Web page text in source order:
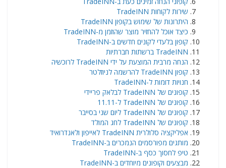
שירות לקוחות TradeINN
היתרונות של שימוש בקופון TradeINN
כיצד אוכל להחזיר מוצר שהוזמן מ-TradeINN
קופון בלעדי לקונים חדשים ב-TradeINN
TradeINN ברשתות חברתיות
הנחה מרבית המוצעת על ידי TradeINN לרוכשיה
קופון TradeINN להרשמה לניוזלטר
חנויות דומות ל-TradeINN
קופונים של TradeINN לבלאק פריידי
קופונים של TradeINN ל-11.11
קופונים של TradeINN ליום שני בסייבר
קופונים של TradeINN לחג המולד
אפליקציה סלולרית TradeINN לאייפון ולאנדרואיד
מותגים מפורסמים הנמכרים ב-TradeINN
טיפ לחסוך כסף ב-TradeINN
מבצעים וקופונים מיוחדים ב-TradeINN